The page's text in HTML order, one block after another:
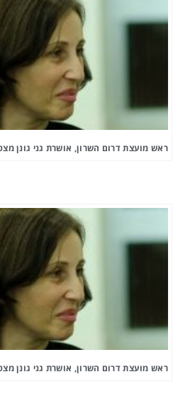
ראש מועצת דרום השרון, אושרת גני גונן
ראש מועצת דרום השרון, אושרת גני גונן